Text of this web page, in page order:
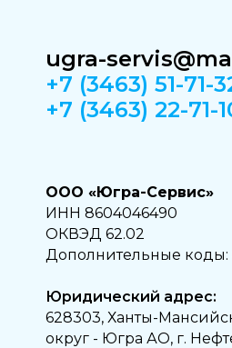
ugra-
+7 (3463) 51-71-
+7 (3463) 22-71-
ООО «Югра-Сервис»
ИНН 8604046490
ОКВЭД 62.02
Дополнительные коды:
Юридический адрес:
628303, Ханты-
округ - Югра АО, г.